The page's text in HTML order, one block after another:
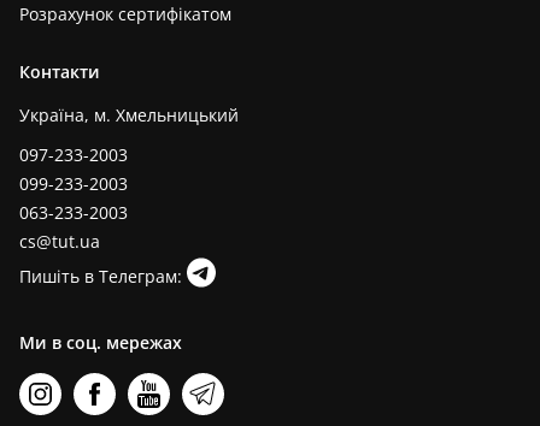
Розрахунок сертифікатом
Контакти
Україна, м. Хмельницький
097-233-2003
099-233-2003
063-233-2003
cs@tut.ua
Пишіть в Телеграм:
Ми в соц. мережах